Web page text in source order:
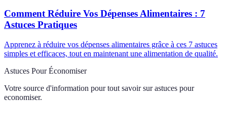
Comment Réduire Vos Dépenses Alimentaires : 7
Astuces Pratiques
Apprenez à réduire vos dépenses alimentaires grâce à ces 7 astuces
simples et efficaces, tout en maintenant une alimentation de qualité.
Astuces Pour Économiser
Votre source d'information pour tout savoir sur astuces pour
economiser.